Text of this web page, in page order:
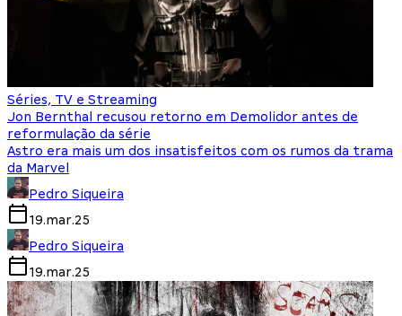
Séries, TV e Streaming
Jon Bernthal recusou retorno em Demolidor antes de
reformulação da série
Astro era mais um dos insatisfeitos com os rumos da trama
da Marvel
Pedro Siqueira
19.mar.25
Pedro Siqueira
19.mar.25